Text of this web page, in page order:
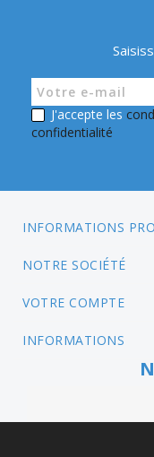
J'accepte les
confidentialité
INFORMATIONS
NOTRE SOCIÉTÉ
VOTRE COMPTE
INFORMATIONS